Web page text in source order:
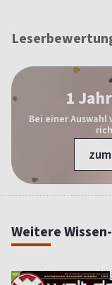
1
Bei einer Auswahl
Weitere